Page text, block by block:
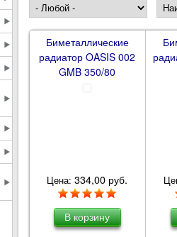
Биметаллические
радиатор OASIS 002
GMB 350/80
Цена: 334,00 руб.